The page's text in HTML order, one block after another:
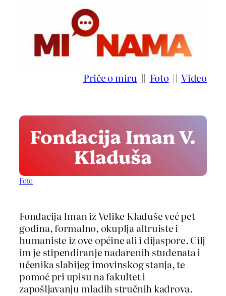
Priče o miru || Foto ||Video
Fondacija Iman V.
Kladuša
Foto
Fondacija Iman iz Velike Kladuše već pet
godina, formalno, okuplja altruiste i
humaniste iz ove općine ali i dijaspore. Cilj
im je stipendiranje nadarenih studenata i
učenika slabijeg imovinskog stanja, te
pomoć pri upisu na fakultet i
zapošljavanju mladih stručnih kadrova.